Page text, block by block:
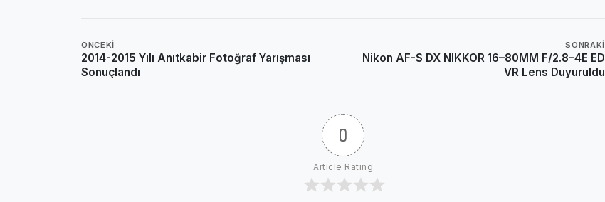
ÖNCEKI
2014-2015 Yılı Anıtkabir Fotoğraf Yarışması
Sonuçlandı
SONRAKI
Nikon AF-S DX NIKKOR 16–80MM F/2.8–4E ED
VR Lens Duyuruldu
0
Article Rating